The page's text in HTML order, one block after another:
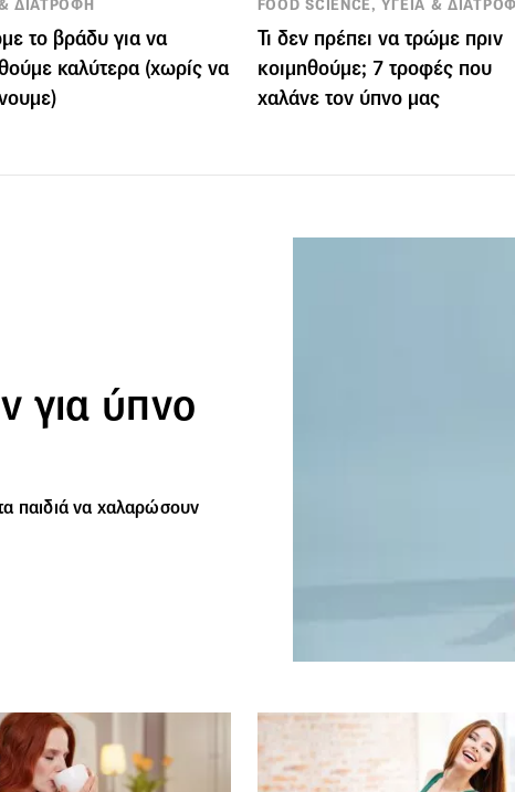
ΔΙΑΤΡΟΦΗ
το βράδυ για να
καλύτερα (χωρίς να
FOOD SCIENCE, ΥΓΕΙΑ &
Τι δεν πρέπει να τρώμε πριν
κοιμηθούμε; 7 τροφές που
χαλάνε τον ύπνο μας
για ύπνο
παιδιά να χαλαρώσουν